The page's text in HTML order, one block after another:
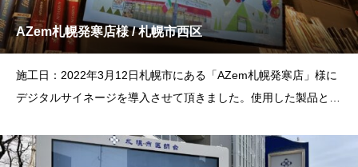
AZem札幌発寒店様 / 札幌市西区
施工日：2022年3月12日札幌市にある「AZem札幌発寒店」様に
デジタルサイネージを導入させて頂きました。使用した製品とサ